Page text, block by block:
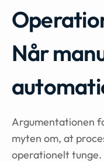
Når
Argumentationen
myten om, at
operationelt